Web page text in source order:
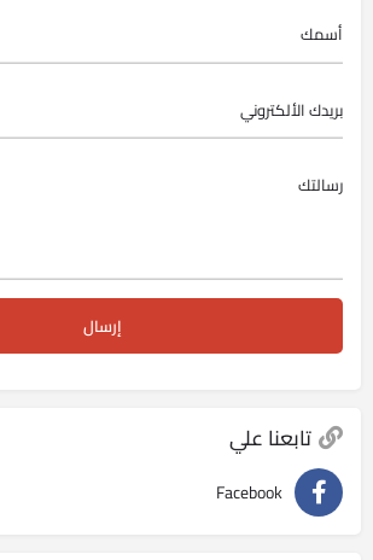
تابعنا علي
Facebook